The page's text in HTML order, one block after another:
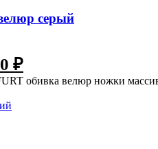
серый
₽
обивка велюр ножки